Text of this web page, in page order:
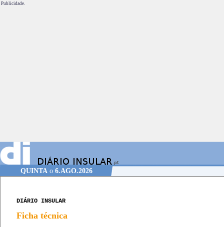
Publicidade.
QUINTAo 6.AGO.2026
DIÁRIO INSULAR
Ficha técnica